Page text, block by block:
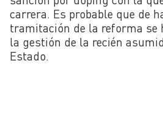
carrera. Es probable que de
tramitación de la reforma se
la gestión de la recién
Estado.